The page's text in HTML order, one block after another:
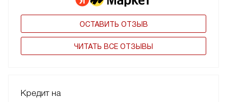
ОСТАВИТЬ ОТЗЫВ
ЧИТАТЬ ВСЕ ОТЗЫВЫ
Кредит на